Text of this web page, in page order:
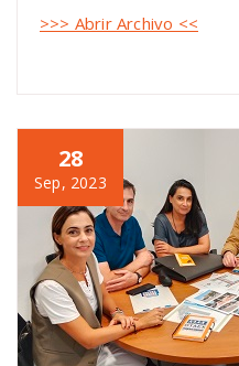
>>> Abrir Archivo <<
28
Sep, 2023